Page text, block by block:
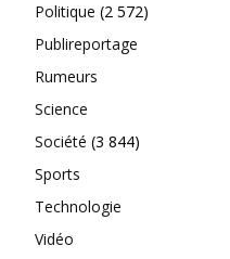
Politique (2 572)
Publireportage
Rumeurs
Science
Société (3 844)
Sports
Technologie
Vidéo